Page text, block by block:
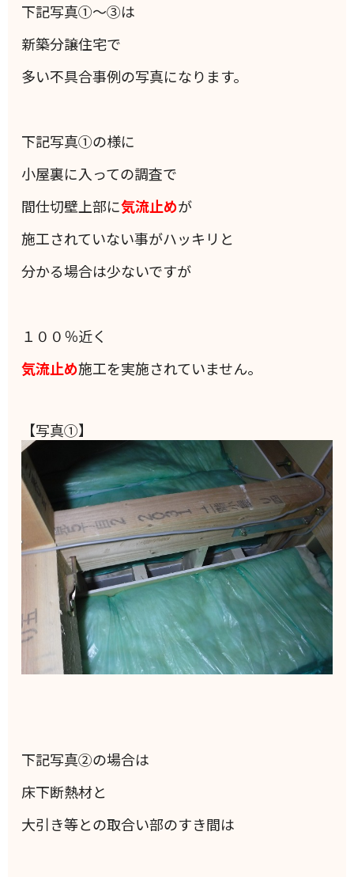
下記写真①～③は
新築分譲住宅で
多い不具合事例の写真になります。
下記写真①の様に
小屋裏に入っての調査で
間仕切壁上部に気流止めが
施工されていない事がハッキリと
分かる場合は少ないですが
１００％近く
気流止め施工を実施されていません。
【写真①】
下記写真②の場合は
床下断熱材と
大引き等との取合い部のすき間は